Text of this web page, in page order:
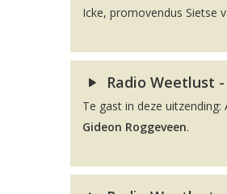
Icke, promovendus Sietse
Radio Weetlust
Te gast in deze
Gideon Roggeveen.